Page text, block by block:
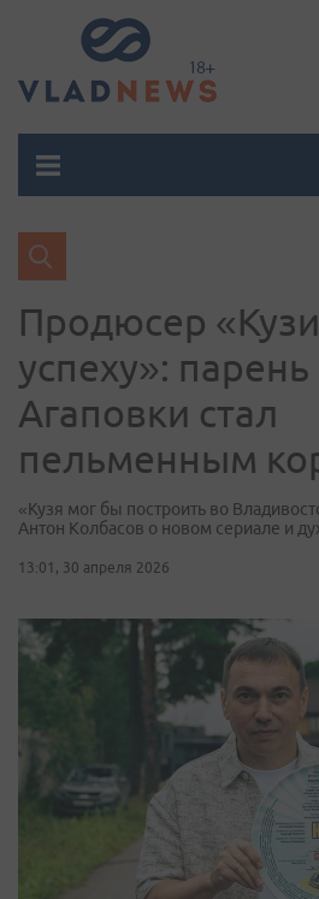
Продюсер
успеху»: парень
Агаповки стал
пельменным
«Кузя мог бы построить во
Антон Колбасов о новом сериале и
13:01, 30 апреля 2026